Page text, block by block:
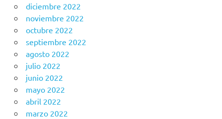
diciembre 2022
noviembre 2022
octubre 2022
septiembre 2022
agosto 2022
julio 2022
junio 2022
mayo 2022
abril 2022
marzo 2022